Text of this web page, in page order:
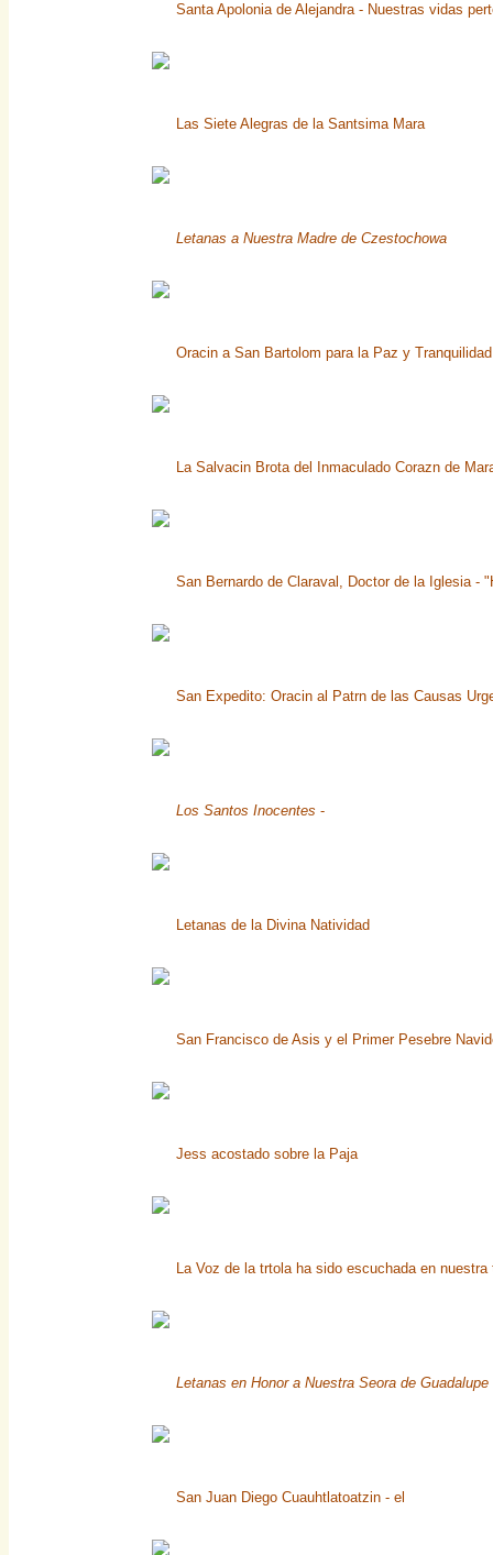
Santa Apolonia de Alejandra - Nuestras vidas
Las Siete Alegras de la Santsima Mara
Letanas a Nuestra Madre de Czestochowa
Oracin a San Bartolom para la Paz y
La Salvacin Brota del Inmaculado Corazn de
San Bernardo de Claraval, Doctor de la Iglesia -
San Expedito: Oracin al Patrn de las Causas
Los Santos Inocentes -
Letanas de la Divina Natividad
San Francisco de Asis y el Primer Pesebre
Jess acostado sobre la Paja
La Voz de la trtola ha sido escuchada en nuestra
Letanas en Honor a Nuestra Seora de Guadalupe
San Juan Diego Cuauhtlatoatzin - el